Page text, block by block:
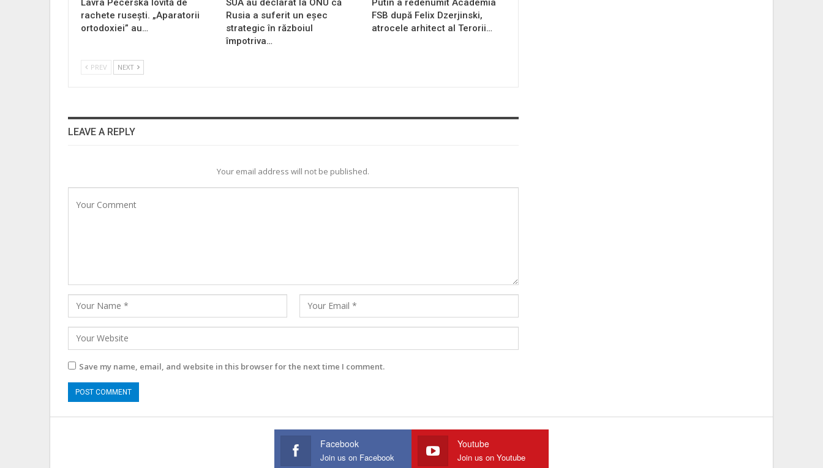
Lavra Pecerska lovită de
rachete rusești. „Aparatorii
ortodoxiei” au…
SUA au declarat la ONU că
Rusia a suferit un eșec
strategic în războiul
împotriva…
Putin a redenumit Academia
FSB după Felix Dzerjinski,
atrocele arhitect al Terorii…
PREV NEXT
LEAVE A REPLY
Your email address will not be published.
Save my name, email, and website in this browser for the next time I comment.
Facebook
Join us on Facebook
Youtube
Join us on Youtube